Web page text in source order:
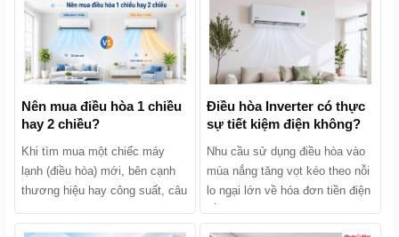
Nên mua điều hòa 1 chiều
hay 2 chiều?
Khi tìm mua một chiếc máy
lạnh (điều hòa) mới, bên cạnh
thương hiệu hay công suất, câu
Điều hòa Inverter có thực
sự tiết kiệm điện không?
Nhu cầu sử dụng điều hòa vào
mùa nắng tăng vọt kéo theo nỗi
lo ngại lớn về hóa đơn tiền điện